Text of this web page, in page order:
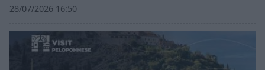
28/07/2026 16:50